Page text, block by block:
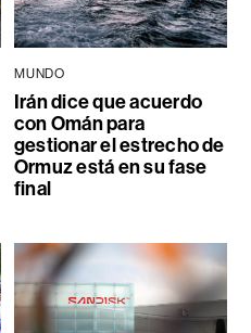
MUNDO
Irán dice que acuerdo
con Omán para
gestionar el estrecho de
Ormuz está en su fase
final